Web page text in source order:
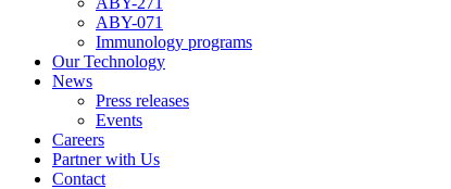
ABY-071
Immunology programs
Our Technology
News
Press releases
Events
Careers
Partner with Us
Contact